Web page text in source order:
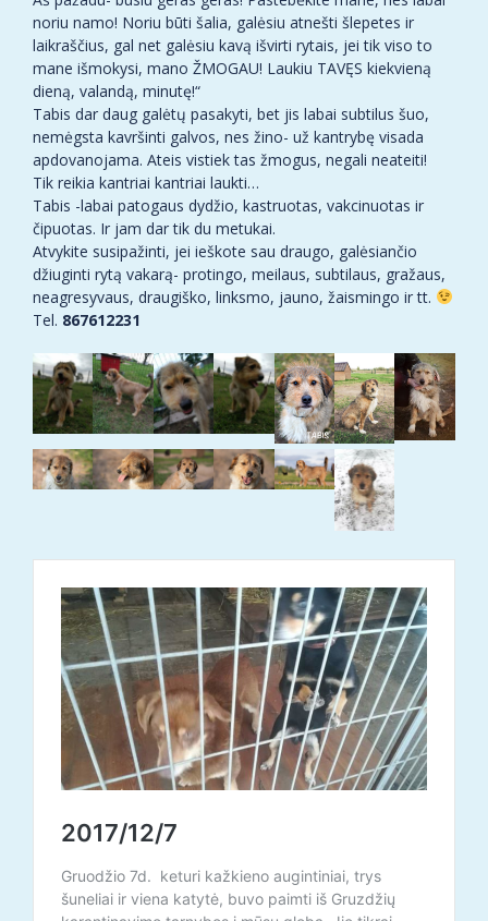
noriu namo! Noriu būti šalia, galėsiu atnešti šlepetes ir
laikraščius, gal net galėsiu kavą išvirti rytais, jei tik viso to
mane išmokysi, mano ŽMOGAU! Laukiu TAVĘS kiekvieną
dieną, valandą, minutę!“
Tabis dar daug galėtų pasakyti, bet jis labai subtilus šuo,
nemėgsta kavršinti galvos, nes žino- už kantrybę visada
apdovanojama. Ateis vistiek tas žmogus, negali neateiti!
Tik reikia kantriai kantriai laukti…
Tabis -labai patogaus dydžio, kastruotas, vakcinuotas ir
čipuotas. Ir jam dar tik du metukai.
Atvykite susipažinti, jei ieškote sau draugo, galėsiančio
džiuginti rytą vakarą- protingo, meilaus, subtilaus, gražaus,
neagresyvaus, draugiško, linksmo, jauno, žaismingo ir tt.
Tel. 867612231